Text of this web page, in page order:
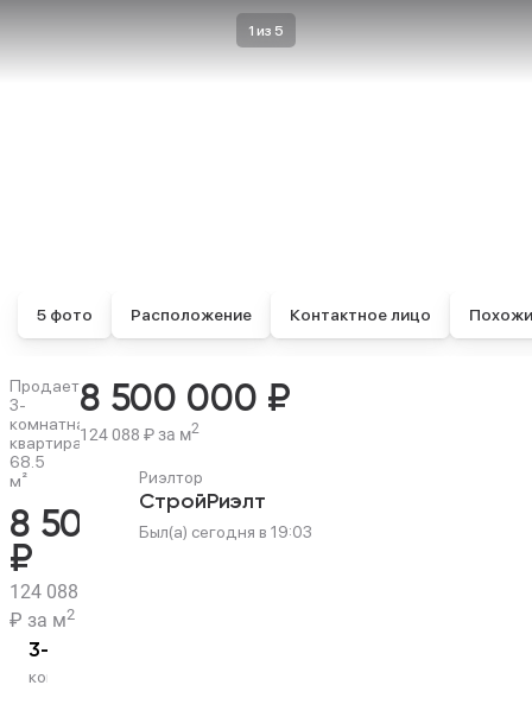
1 из 5
5 фото Расположение Контактное лицо
Продается
3-
комнатная
квартира,
68.5
м²
8 500 000
₽
124 088
₽ за м2
3-комн.
комнатность
8 500 000 ₽
124 088 ₽ за м2
Был(а) сегодня в 19:03
СтройРиэлт
Риэлтор